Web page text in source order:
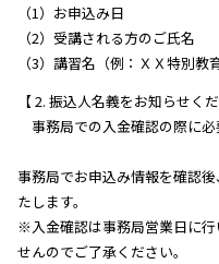
（1）お申込み日
（2）受講される方のご氏名
（3）講習名（例：ＸＸ特別
【 2. 振込人名義をお知らせくだ
事務局での入金確認の際に必
事務局でお申込み情報を確認
たします。
※入金確認は事務局営業日に
せんのでご了承ください。